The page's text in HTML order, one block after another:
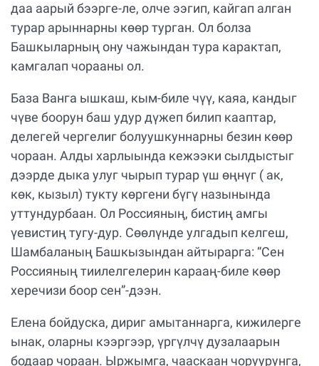
даа аарый бээрге-ле, олче ээгип, кайгап алган
турар арыннарны көөр турган. Ол болза
Башкыларның ону чажындан тура карактап,
камгалап чорааны ол.
База Ванга ышкаш, кым-биле чүү, каяа, кандыг
чүве боорун баш удур дүжеп билип кааптар,
делегей чергелиг болуушкуннарны безин көөр
чораан. Алды харлыында кежээки сылдыстыг
дээрде дыка улуг чырып турар үш өңнүг ( ак,
көк, кызыл) тукту көргени бүгү назынында
уттундурбаан. Ол Россияның, бистиң амгы
үевистиң тугу-дур. Сөөлүнде улгадып келгеш,
Шамбаланың Башкызындан айтырарга: “Сен
Россияның тиилелгелерин карааң-биле көөр
херечизи боор сен”-дээн.
Елена бойдуска, дириг амытаннарга, кижилерге
ынак, оларны кээргээр, үргүлчү дузалаарын
бодаар чораан. Ыржымга, чааскаан чоруурунга,